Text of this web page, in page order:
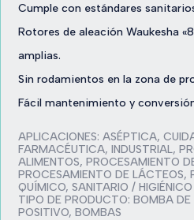
Cumple con estándares
Rotores de aleación Waukesha
amplias.
Sin rodamientos en la zona de
Fácil mantenimiento y
APLICACIONES:ASÉPTICA,
FARMACÉUTICA,INDUSTRIAL,
ALIMENTOS,PROCESAMIENTO
PROCESAMIENTO DE LÁCTEOS,
QUÍMICO,SANITARIO / HIGIÉNICO
TIPO DE PRODUCTO:BOMBA DE
POSITIVO,BOMBAS